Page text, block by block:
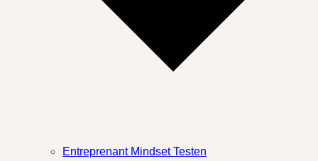
Entreprenant Mindset Testen